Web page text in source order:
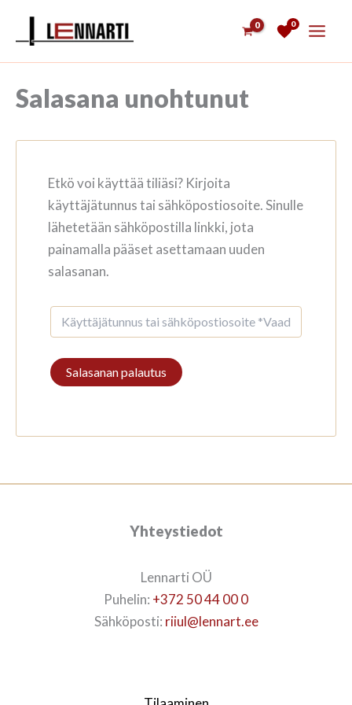
0
Salasana unohtunut
Etkö voi käyttää tiliäsi? Kirjoita
käyttäjätunnus tai sähköpostiosoite. Sinulle
lähetetään sähköpostilla linkki, jota
painamalla pääset asettamaan uuden
salasanan.
Salasanan palautus
Yhteystiedot
Lennarti OÜ
Puhelin: +372 50 44 00 0
Sähköposti: riiul@lennart.ee